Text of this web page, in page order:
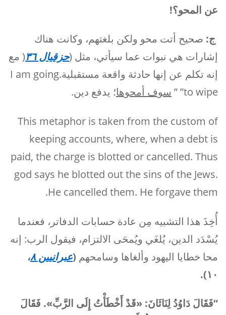
عن المحو؟!
ج: صحيح أتت محو ولكن بلغتهم، وكانت هناك
إشارات هي نبوات عما سيأتي، مثل (حزقيال ٣٦
( مع
إنه تكلم عن إنها حادثة واقعة مستقبلية.I am going
to wipe” ”
سوف أمحوها؛ يدفع دين.
This metaphor is taken from the custom of
keeping accounts, where, when a debt is
paid, the charge is blotted or cancelled. Thus
god says he blotted out the sins of the Jews.
He cancelled them. He forgave them.
أُخِذَ هذا التشبيه مِن عادة حسابات الدفاتر، فعندما
يُسْدَد الدين، يُلغَي ويُمحَى الالتزام، فيقول الرب: إنه
محا خطايا اليهود وألغاها وسامحهم (عبرانيين ٨
،
١٠).
“فَقَالَ دَاوُدُ لِنَاثَانَ: «قَدْ أَخْطَأْتُ إِلَى الرَّبِّ». فَقَالَ